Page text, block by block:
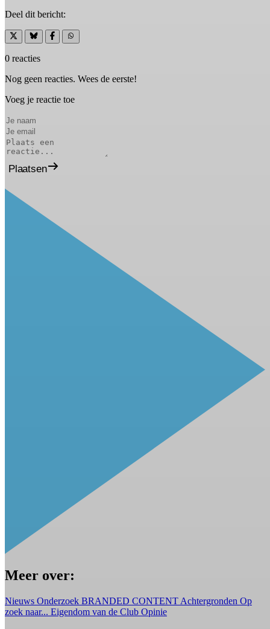
Deel dit bericht:
0 reacties
Nog geen reacties. Wees de eerste!
Voeg je reactie toe
Plaatsen
Meer over:
Nieuws Onderzoek BRANDED CONTENT Achtergronden Op
zoek naar... Eigendom van de Club Opinie